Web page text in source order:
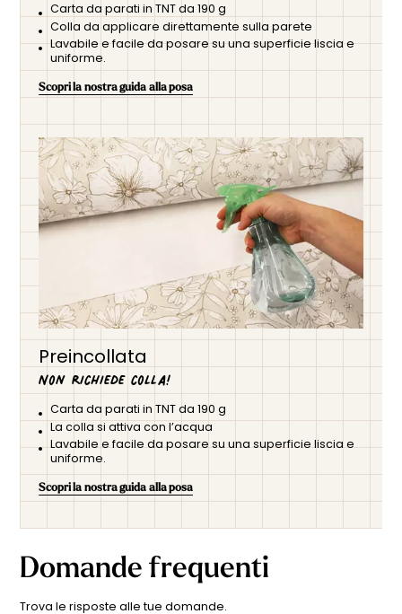
Carta da parati in TNT da 190 g
Colla da applicare direttamente sulla parete
Lavabile e facile da posare su una superficie liscia e
uniforme.
Scopri la nostra guida alla posa
Preincollata
Non richiede colla!
Carta da parati in TNT da 190 g
La colla si attiva con l’acqua
Lavabile e facile da posare su una superficie liscia e
uniforme.
Scopri la nostra guida alla posa
Domande frequenti
Trova le risposte alle tue domande.